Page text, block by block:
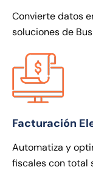
Convierte datos
soluciones de
Facturación
Automatiza y
fiscales con total